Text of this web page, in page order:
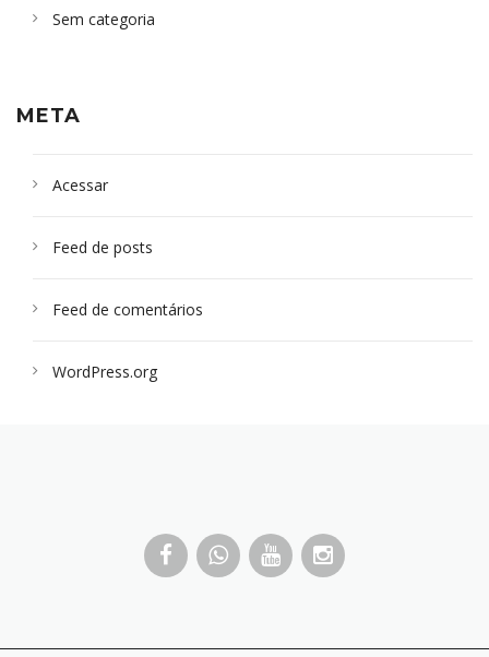
Sem categoria
META
Acessar
Feed de posts
Feed de comentários
WordPress.org